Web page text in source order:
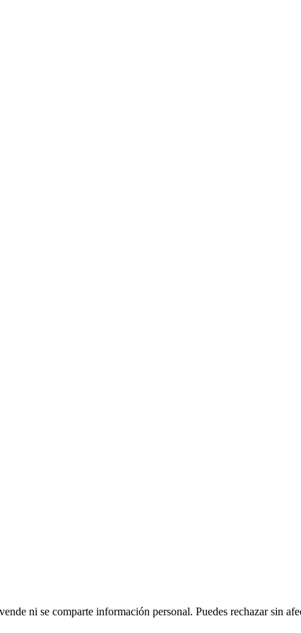
ni se comparte información personal. Puedes rechazar sin